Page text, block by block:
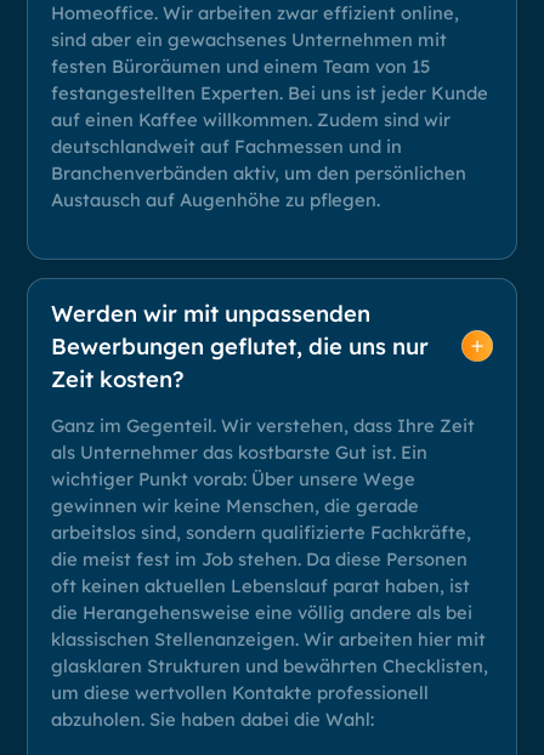
Homeoffice. Wir arbeiten zwar effizient online,
sind aber ein gewachsenes Unternehmen mit
festen Büroräumen und einem Team von 15
festangestellten Experten. Bei uns ist jeder Kunde
auf einen Kaffee willkommen. Zudem sind wir
deutschlandweit auf Fachmessen und in
Branchenverbänden aktiv, um den persönlichen
Austausch auf Augenhöhe zu pflegen.
Werden wir mit unpassenden
Bewerbungen geflutet, die uns nur
Zeit kosten?
Ganz im Gegenteil. Wir verstehen, dass Ihre Zeit
als Unternehmer das kostbarste Gut ist. Ein
wichtiger Punkt vorab: Über unsere Wege
gewinnen wir keine Menschen, die gerade
arbeitslos sind, sondern qualifizierte Fachkräfte,
die meist fest im Job stehen. Da diese Personen
oft keinen aktuellen Lebenslauf parat haben, ist
die Herangehensweise eine völlig andere als bei
klassischen Stellenanzeigen. Wir arbeiten hier mit
glasklaren Strukturen und bewährten Checklisten,
um diese wertvollen Kontakte professionell
abzuholen. Sie haben dabei die Wahl: